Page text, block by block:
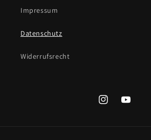
Impressum
Datenschutz
Widerrufsrecht
InstagramYouTube